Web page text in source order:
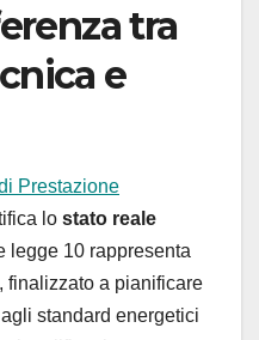
tra
e
Prestazione
lo stato reale
legge 10 rappresenta
finalizzato a pianificare
standard energetici